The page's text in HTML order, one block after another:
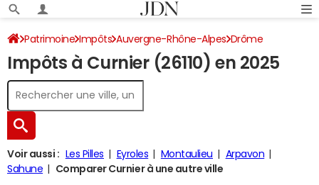
Patrimoine Impôts Auvergne-Rhône-Alpes Drôme
Curnier Impôt sur le revenu
Impôts à Curnier (26110) en 2025
Voir aussi : Les Pilles Eyroles Montaulieu
Arpavon
Sahune
Comparer Curnier à une autre ville